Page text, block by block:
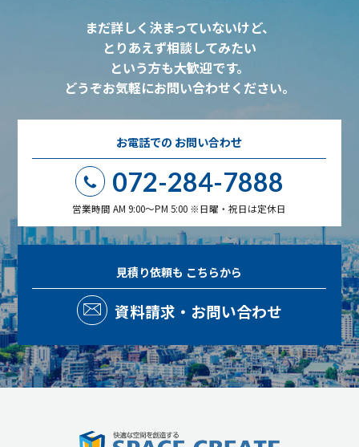
まだ詳しく決まっていないけど、
とりあえず相談してみたい
という方も大歓迎です。
どうぞお気軽にお問い合わせください。
お電話での お問い合わせ
072-284-7888
営業時間 AM 9:00～PM 5:00 ※日曜・祝日は定休日
見積り依頼も こちらから
資料請求・お問い合わせ